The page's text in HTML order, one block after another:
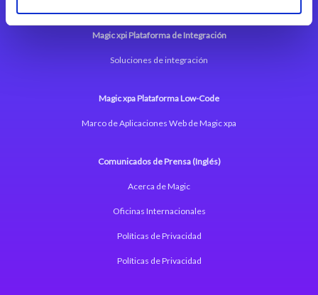
Magic xpi Plataforma de Integración
Soluciones de integración
Magic xpa Plataforma Low-Code
Marco de Aplicaciones Web de Magic xpa
Comunicados de Prensa (Inglés)
Acerca de Magic
Oficinas Internacionales
Políticas de Privacidad
Políticas de Privacidad